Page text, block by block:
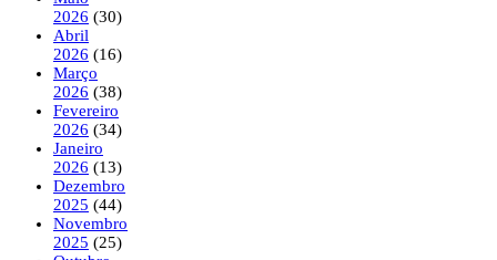
2026 (30)
Abril
2026 (16)
Março
2026 (38)
Fevereiro
2026 (34)
Janeiro
2026 (13)
Dezembro
2025 (44)
Novembro
2025 (25)